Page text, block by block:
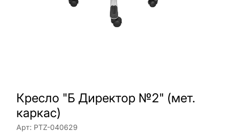
Кресло "Б Директор №2" (мет.
каркас)
Арт: PTZ-040629